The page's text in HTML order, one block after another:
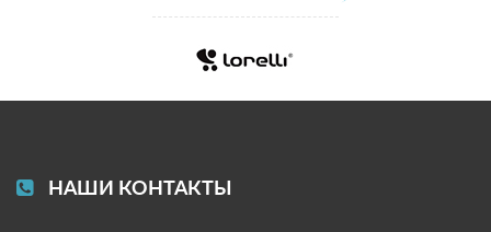
НАШИ КОНТАКТЫ